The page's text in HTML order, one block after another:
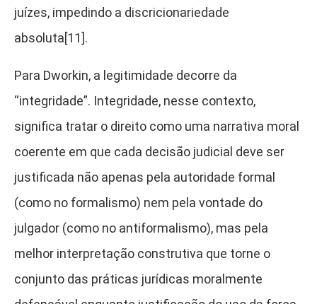
juízes, impedindo a discricionariedade
absoluta[11].
Para Dworkin, a legitimidade decorre da
“integridade”. Integridade, nesse contexto,
significa tratar o direito como uma narrativa moral
coerente em que cada decisão judicial deve ser
justificada não apenas pela autoridade formal
(como no formalismo) nem pela vontade do
julgador (como no antiformalismo), mas pela
melhor interpretação construtiva que torne o
conjunto das práticas jurídicas moralmente